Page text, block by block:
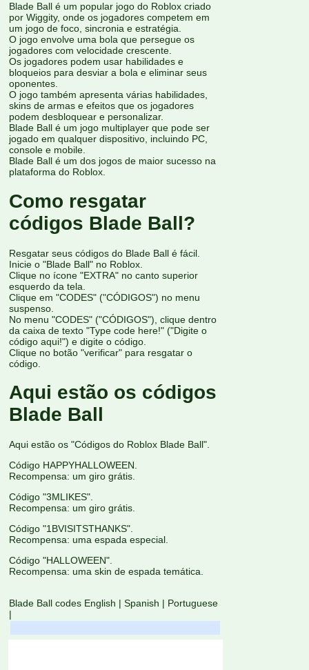
Blade Ball é um popular jogo do Roblox criado
por Wiggity, onde os jogadores competem em
um jogo de foco, sincronia e estratégia.
O jogo envolve uma bola que persegue os
jogadores com velocidade crescente.
Os jogadores podem usar habilidades e
bloqueios para desviar a bola e eliminar seus
oponentes.
O jogo também apresenta várias habilidades,
skins de armas e efeitos que os jogadores
podem desbloquear e personalizar.
Blade Ball é um jogo multiplayer que pode ser
jogado em qualquer dispositivo, incluindo PC,
console e mobile.
Blade Ball é um dos jogos de maior sucesso na
plataforma do Roblox.
Como resgatar
códigos Blade Ball?
Resgatar seus códigos do Blade Ball é fácil.
Inicie o "Blade Ball" no Roblox.
Clique no ícone "EXTRA" no canto superior
esquerdo da tela.
Clique em "CODES" ("CÓDIGOS") no menu
suspenso.
No menu "CODES" ("CÓDIGOS"), clique dentro
da caixa de texto "Type code here!" ("Digite o
código aqui!") e digite o código.
Clique no botão "verificar" para resgatar o
código.
Aqui estão os códigos
Blade Ball
Aqui estão os "Códigos do Roblox Blade Ball".
Código HAPPYHALLOWEEN.
Recompensa: um giro grátis.
Código "3MLIKES".
Recompensa: um giro grátis.
Código "1BVISITSTHANKS".
Recompensa: uma espada especial.
Código "HALLOWEEN".
Recompensa: uma skin de espada temática.
Blade Ball codes English | Spanish | Portuguese
|